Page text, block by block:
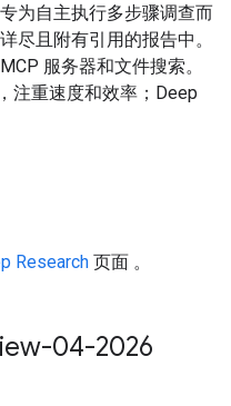
为自主执行多步骤调查而
尽且附有引用的报告中。
服务器和文件搜索。
注重速度和效率；Deep
Research 页面 。
04-2026